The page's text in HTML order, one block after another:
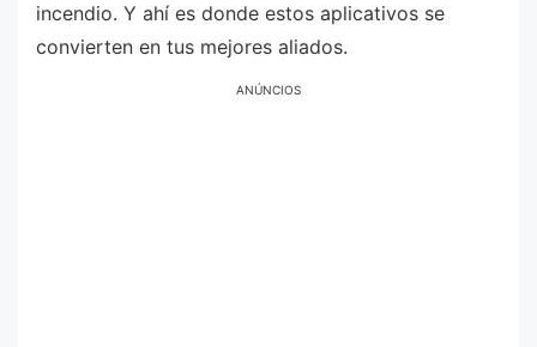
incendio. Y ahí es donde estos aplicativos se
convierten en tus mejores aliados.
ANÚNCIOS